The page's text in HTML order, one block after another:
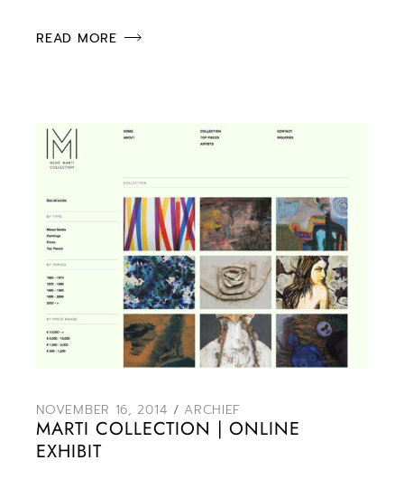
READ MORE
NOVEMBER 16, 2014 ARCHIEF
MARTI COLLECTION | ONLINE
EXHIBIT